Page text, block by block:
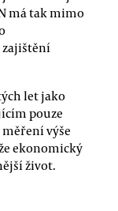
má tak mimo
zajištění
let jako
pouze
výše
ekonomický
život.